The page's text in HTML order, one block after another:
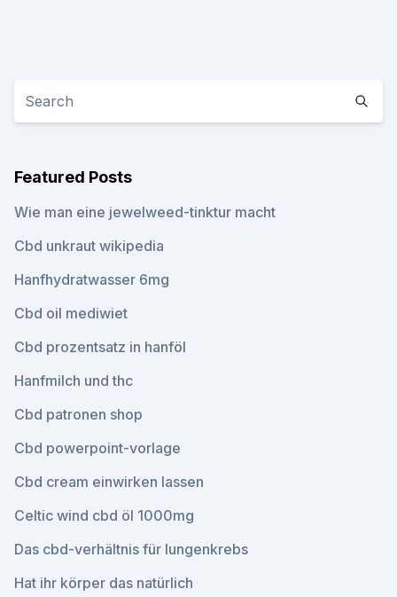
Featured Posts
Wie man eine jewelweed-tinktur macht
Cbd unkraut wikipedia
Hanfhydratwasser 6mg
Cbd oil mediwiet
Cbd prozentsatz in hanföl
Hanfmilch und thc
Cbd patronen shop
Cbd powerpoint-vorlage
Cbd cream einwirken lassen
Celtic wind cbd öl 1000mg
Das cbd-verhältnis für lungenkrebs
Hat ihr körper das natürlich